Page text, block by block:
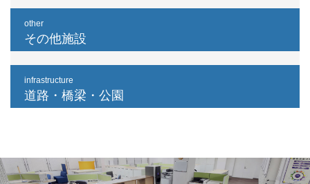
other
その他施設
infrastructure
道路・橋梁・公園